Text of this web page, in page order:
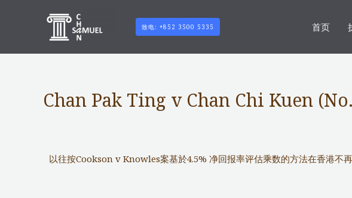
致电: +852 3500 5335 首页
Chan Pak Ting v Chan Chi Kuen
以往按Cookson v Knowles案基於4.5% 净回报率评估乘数的方法在香港不